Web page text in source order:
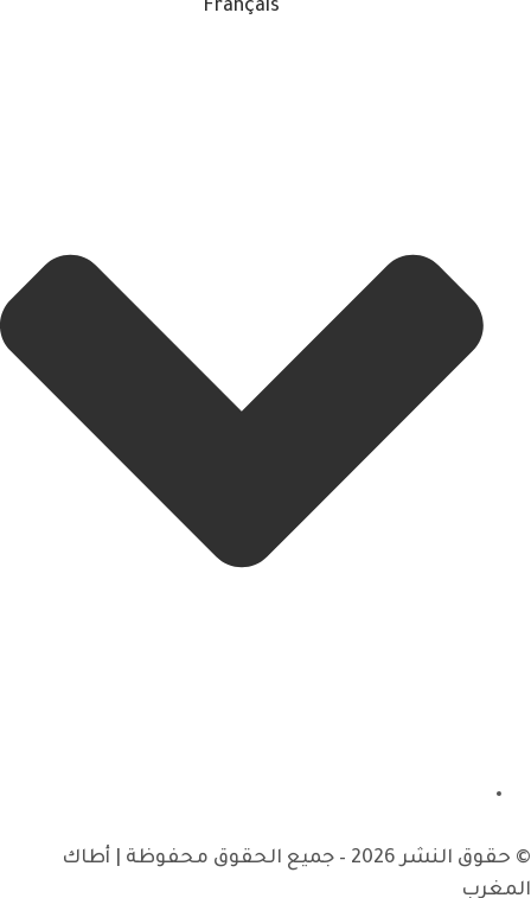
Français
© حقوق النشر 2026 – جميع الحقوق محفوظة | أطاك
المغرب